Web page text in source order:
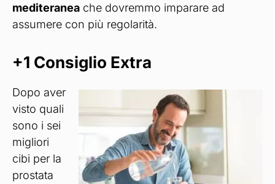
mediteranea che dovremmo imparare ad
assumere con più regolarità.
+1 Consiglio Extra
Dopo aver
visto quali
sono i sei
migliori
cibi per la
prostata